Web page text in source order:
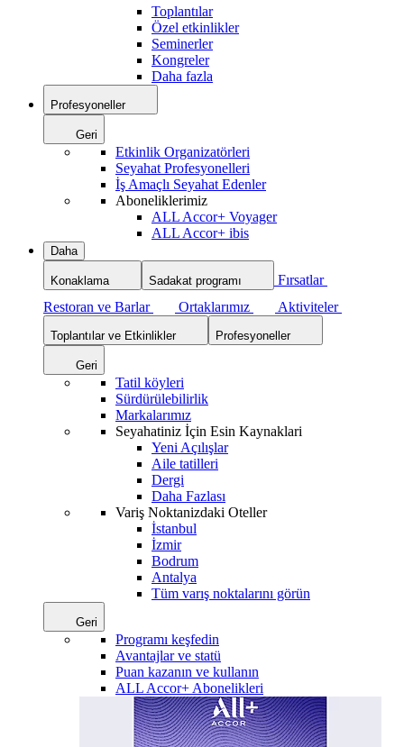
Toplantılar
Özel etkinlikler
Seminerler
Kongreler
Daha fazla
Profesyoneller
Geri
Etkinlik Organizatörleri
Seyahat Profesyonelleri
İş Amaçlı Seyahat Edenler
Aboneliklerimiz
ALL Accor+ Voyager
ALL Accor+ ibis
Daha
Konaklama Sadakat programı
Fırsatlar
Restoran ve Barlar
Ortaklarımız Aktiviteler
Toplantılar ve Etkinlikler Profesyoneller
Geri
Tatil köyleri
Sürdürülebilirlik
Markalarımız
Seyahatiniz İçin Esin Kaynaklari
Yeni Açılışlar
Aile tatilleri
Dergi
Daha Fazlası
Variş Noktanizdaki Oteller
İstanbul
İzmir
Bodrum
Antalya
Tüm varış noktalarını görün
Geri
Programı keşfedin
Avantajlar ve statü
Puan kazanın ve kullanın
ALL Accor+ Abonelikleri